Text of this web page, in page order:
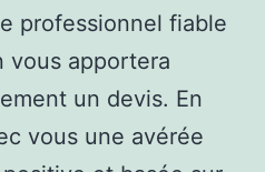
professionnel fiable
vous apportera
un devis. En
vous une avérée